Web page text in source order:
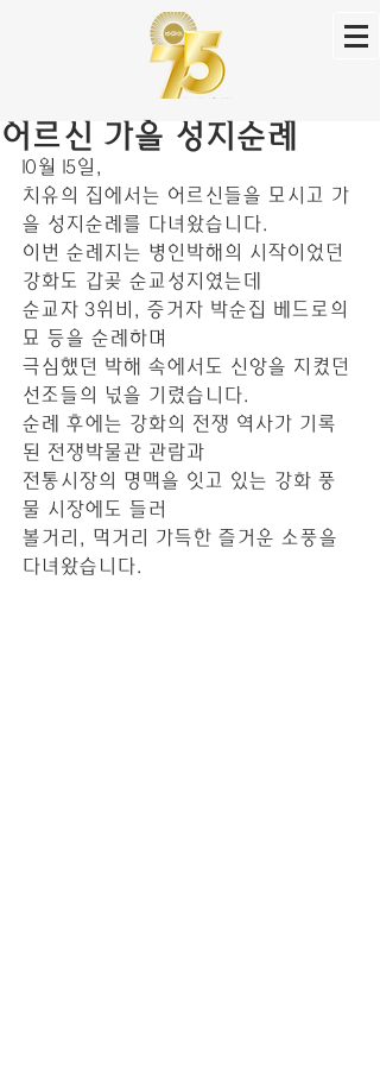
어르신 가을 성지순례
10월 15일,
치유의 집에서는 어르신들을 모시고 가
을 성지순례를 다녀왔습니다.
이번 순례지는 병인박해의 시작이었던
강화도 갑곶 순교성지였는데
순교자 3위비, 증거자 박순집 베드로의
묘 등을 순례하며
극심했던 박해 속에서도 신앙을 지켰던
선조들의 넋을 기렸습니다.
순례 후에는 강화의 전쟁 역사가 기록
된 전쟁박물관 관람과
전통시장의 명맥을 잇고 있는 강화 풍
물 시장에도 들러
볼거리, 먹거리 가득한 즐거운 소풍을
다녀왔습니다.